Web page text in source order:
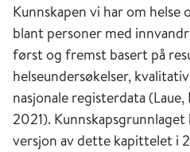
Kunnskapen vi har om helse
blant personer med
først og fremst basert på
helseundersøkelser,
nasjonale registerdata (Laue,
2021).
versjon av dette kapittelet i